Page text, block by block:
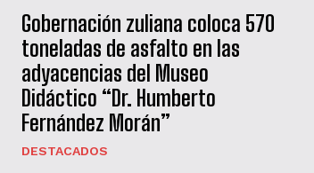
Gobernación zuliana coloca 570
toneladas de asfalto en las
adyacencias del Museo
Didáctico “Dr. Humberto
Fernández Morán”
DESTACADOS